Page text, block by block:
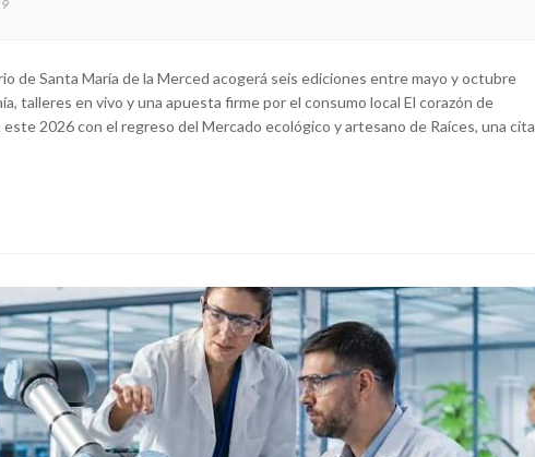
de Santa María de la Merced acogerá seis ediciones entre mayo y octubre
talleres en vivo y una apuesta firme por el consumo local El corazón de
2026 con el regreso del Mercado ecológico y artesano de Raíces, una cita